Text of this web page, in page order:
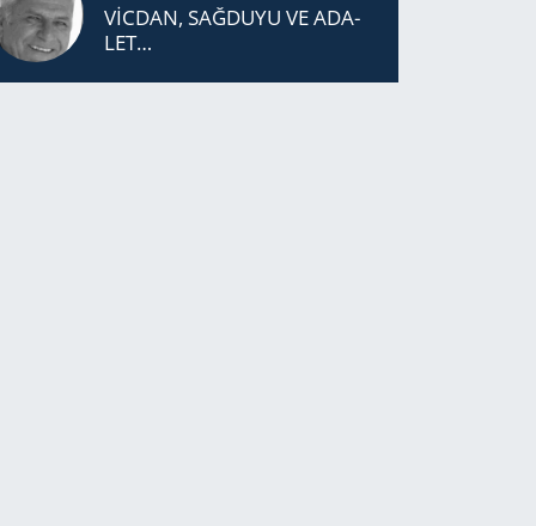
VİCDAN, SAĞ­DU­YU VE ADA­
LET…